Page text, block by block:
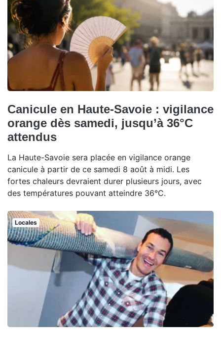
Canicule en Haute-Savoie : vigilance
orange dès samedi, jusqu’à 36°C
attendus
La Haute-Savoie sera placée en vigilance orange
canicule à partir de ce samedi 8 août à midi. Les
fortes chaleurs devraient durer plusieurs jours, avec
des températures pouvant atteindre 36°C.
Locales